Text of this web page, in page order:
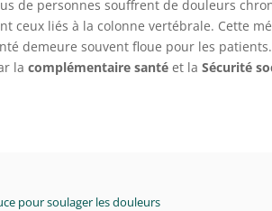
de personnes souffrent de douleurs
ceux liés à la colonne vertébrale. Cette
demeure souvent floue pour les
la complémentaire santéet la Sécurité
pour soulager les douleurs